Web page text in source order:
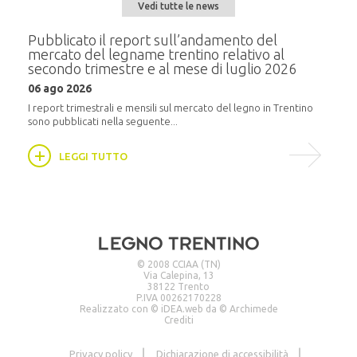
Vedi tutte le news
Pubblicato il report sull’andamento del
mercato del legname trentino relativo al
secondo trimestre e al mese di luglio 2026
06 ago 2026
I report trimestrali e mensili sul mercato del legno in Trentino
sono pubblicati nella seguente...
LEGGI TUTTO
© 2008 CCIAA (TN)
Via Calepina, 13
38122 Trento
P.IVA 00262170228
Realizzato con © iDEA.web da © Archimede
Crediti
Privacy policy Dichiarazione di accessibilità